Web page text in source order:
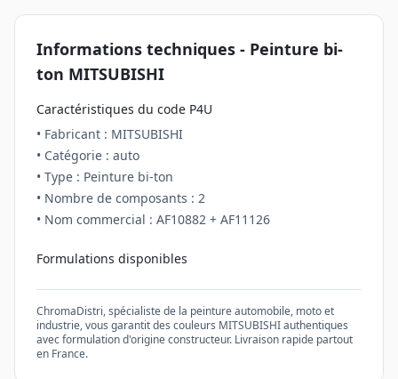
Informations techniques - Peinture bi-
ton MITSUBISHI
Caractéristiques du code P4U
• Fabricant : MITSUBISHI
• Catégorie : auto
• Type : Peinture bi-ton
• Nombre de composants : 2
• Nom commercial : AF10882 + AF11126
Formulations disponibles
ChromaDistri, spécialiste de la peinture automobile, moto et
industrie, vous garantit des couleurs MITSUBISHIauthentiques
avec formulation d'origine constructeur. Livraison rapide partout
en France.